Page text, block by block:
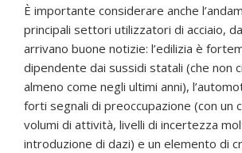
È importante considerare anche
principali settori utilizzatori di acciaio,
arrivano buone notizie: l’edilizia è
dipendente dai sussidi statali (che non
almeno come negli ultimi anni),
forti segnali di preoccupazione (con un
volumi di attività, livelli di incertezza
introduzione di dazi) e un elemento di